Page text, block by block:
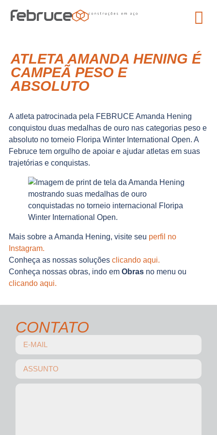
ATLETA AMANDA HENING É
CAMPEÃ PESO E
ABSOLUTO
A atleta patrocinada pela FEBRUCE Amanda Hening
conquistou duas medalhas de ouro nas categorias peso e
absoluto no torneio Floripa Winter International Open. A
Februce tem orgulho de apoiar e ajudar atletas em suas
trajetórias e conquistas.
Mais sobre a Amanda Hening, visite seu perfil no
Instagram.
Conheça as nossas soluções clicando aqui.
Conheça nossas obras, indo em Obrasno menu ou
clicando aqui.
CONTATO